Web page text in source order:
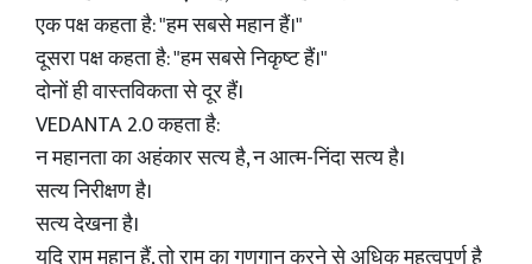
एक पक्ष कहता है: "हम सबसे महान हैं।"
दूसरा पक्ष कहता है: "हम सबसे निकृष्ट हैं।"
दोनों ही वास्तविकता से दूर हैं।
VEDANTA 2.0 कहता है:
न महानता का अहंकार सत्य है, न आत्म-निंदा सत्य है।
सत्य निरीक्षण है।
सत्य देखना है।